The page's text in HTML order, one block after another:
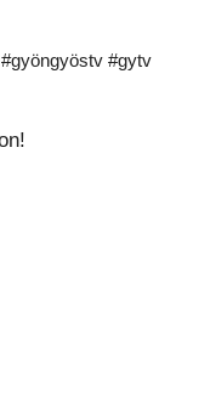
#gytv